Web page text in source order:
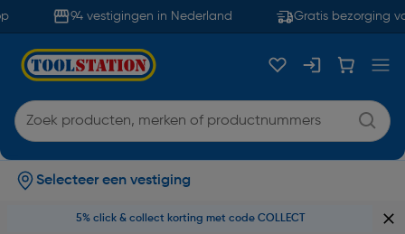
94 vestigingen in Nederland Gratis bezorging
Selecteer een vestiging
5% click & collect korting met code COLLECT